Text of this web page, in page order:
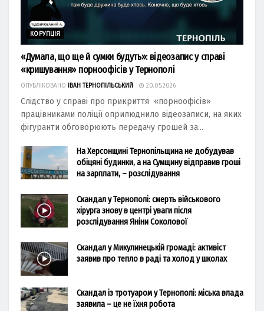
КОРУПЦІЯ
«Думала, що ще й сумки будуть»: відеозапис у справі
«кришування» порноофісів у Тернополі
ОПУБЛІКОВАНО ІВАН ТЕРНОПІЛЬСЬКИЙ 20.05.2026
Слідство у справі про прикриття «порноофісів»
працівниками поліції оприлюднило відеозаписи, на яких
фігуранти обговорюють передачу грошей за...
На Херсонщині Тернопільщина не добудував
обіцяні будинки, а на Сумщину відправив гроші
на зарплати, – розслідування
Скандал у Тернополі: смерть військового
хірурга знову в центрі уваги після
розслідування Яніни Соколової
Скандал у Микулинецькій громаді: активіст
заявив про тепло в раді та холод у школах
Скандал із тротуаром у Тернополі: міська влада
заявила – це не їхня робота